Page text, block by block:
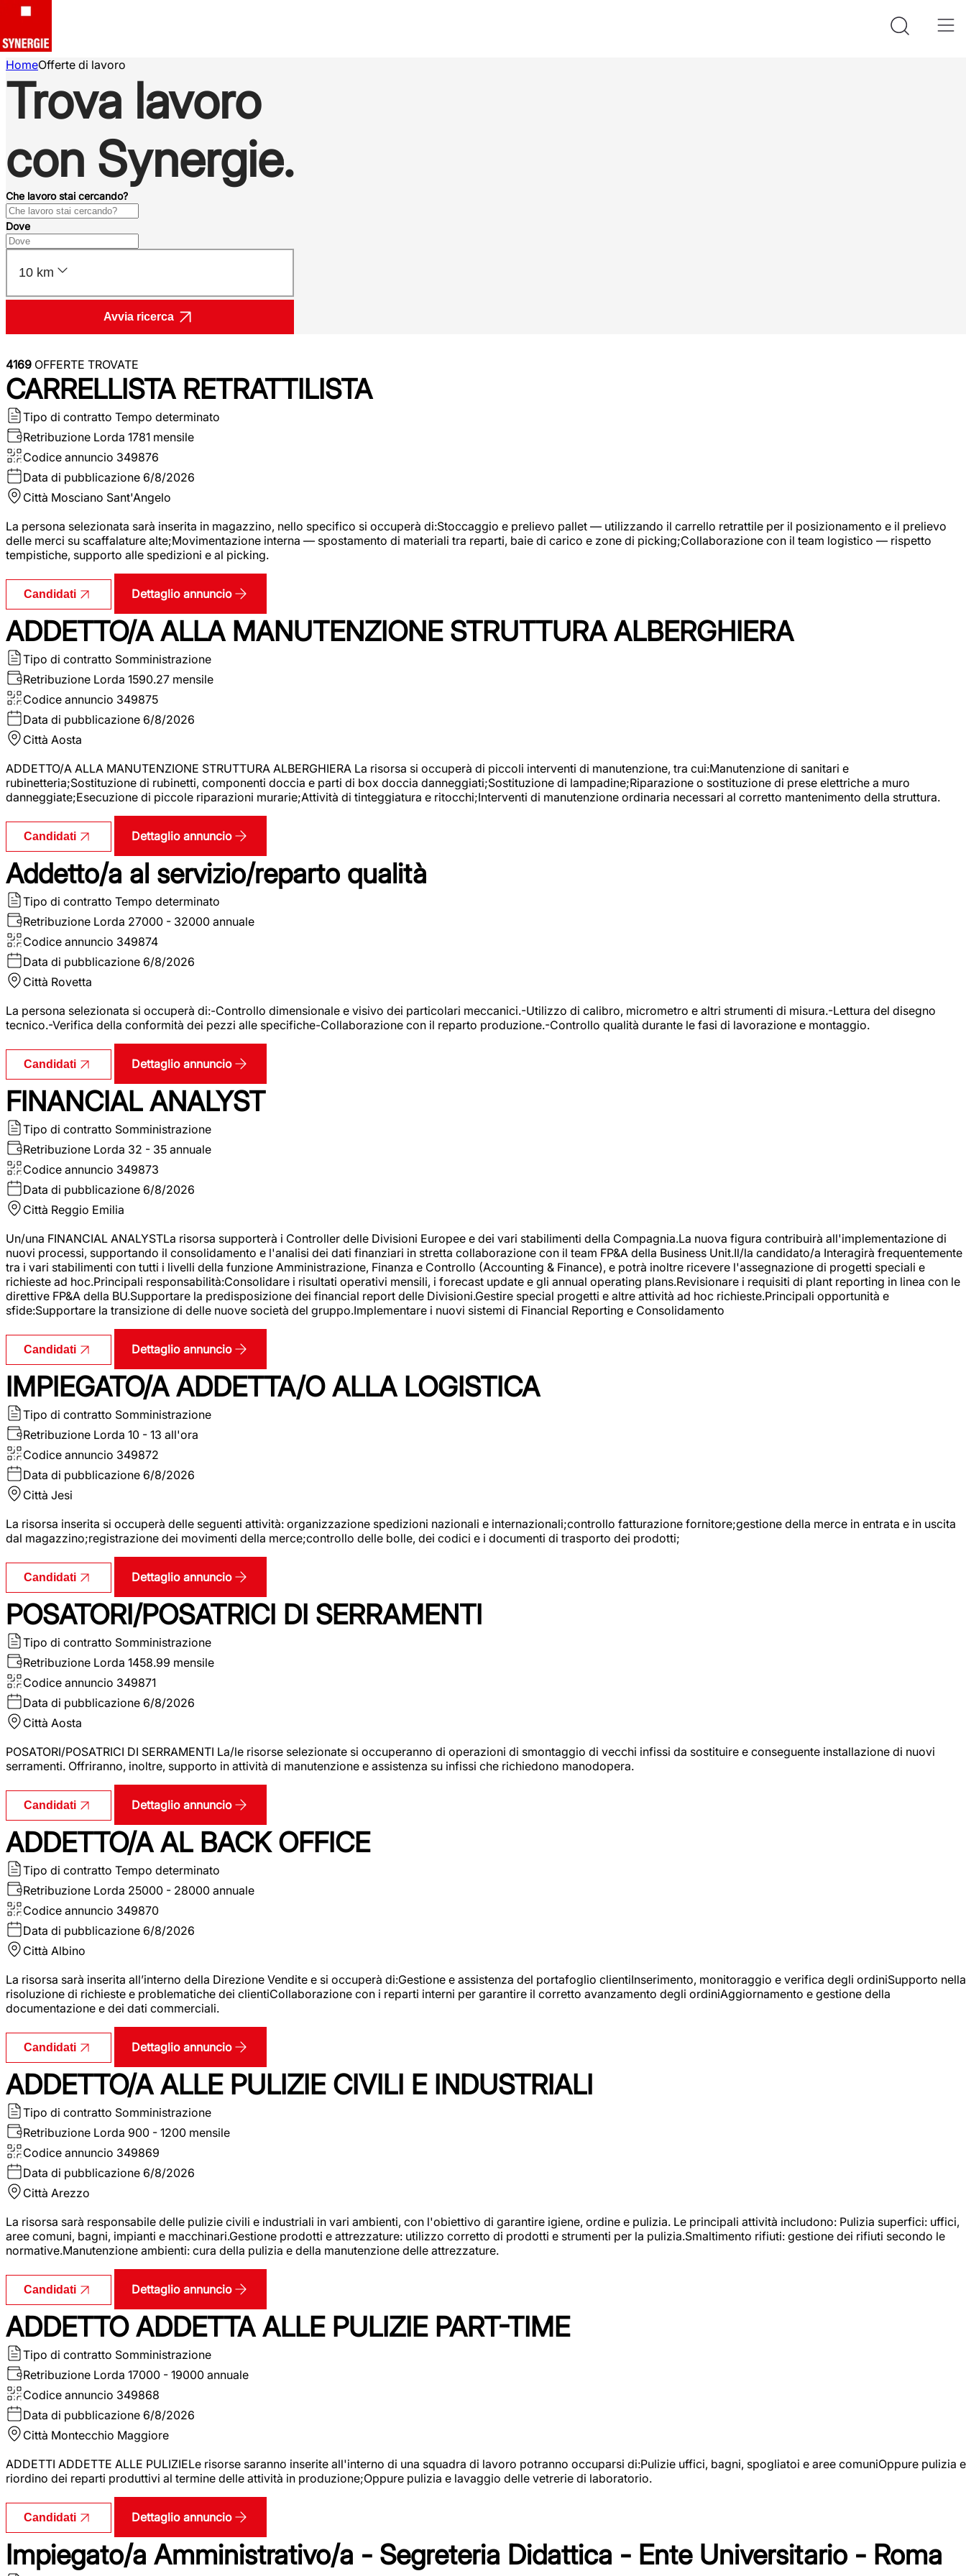
HomeOfferte di lavoro
Trova lavoro
con Synergie.
Che lavoro stai cercando?
Dove
10 km
Avvia ricerca
4169 OFFERTE TROVATE
CARRELLISTA RETRATTILISTA
Tipo di contratto Tempo determinato
Retribuzione Lorda 1781 mensile
Codice annuncio 349876
Data di pubblicazione 6/8/2026
Città Mosciano Sant'Angelo
La persona selezionata sarà inserita in magazzino, nello specifico si occuperà di:Stoccaggio e prelievo pallet — utilizzando il carrello retrattile per il posizionamento e il prelievo
delle merci su scaffalature alte;Movimentazione interna — spostamento di materiali tra reparti, baie di carico e zone di picking;Collaborazione con il team logistico — rispetto
tempistiche, supporto alle spedizioni e al picking.
Candidati Dettaglio annuncio
ADDETTO/A ALLA MANUTENZIONE STRUTTURA ALBERGHIERA
Tipo di contratto Somministrazione
Retribuzione Lorda 1590.27 mensile
Codice annuncio 349875
Data di pubblicazione 6/8/2026
Città Aosta
ADDETTO/A ALLA MANUTENZIONE STRUTTURA ALBERGHIERA La risorsa si occuperà di piccoli interventi di manutenzione, tra cui:Manutenzione di sanitari e
rubinetteria;Sostituzione di rubinetti, componenti doccia e parti di box doccia danneggiati;Sostituzione di lampadine;Riparazione o sostituzione di prese elettriche a muro
danneggiate;Esecuzione di piccole riparazioni murarie;Attività di tinteggiatura e ritocchi;Interventi di manutenzione ordinaria necessari al corretto mantenimento della struttura.
Candidati Dettaglio annuncio
Addetto/a al servizio/reparto qualità
Tipo di contratto Tempo determinato
Retribuzione Lorda 27000 - 32000 annuale
Codice annuncio 349874
Data di pubblicazione 6/8/2026
Città Rovetta
La persona selezionata si occuperà di:-Controllo dimensionale e visivo dei particolari meccanici.-Utilizzo di calibro, micrometro e altri strumenti di misura.-Lettura del disegno
tecnico.-Verifica della conformità dei pezzi alle specifiche-Collaborazione con il reparto produzione.-Controllo qualità durante le fasi di lavorazione e montaggio.
Candidati Dettaglio annuncio
FINANCIAL ANALYST
Tipo di contratto Somministrazione
Retribuzione Lorda 32 - 35 annuale
Codice annuncio 349873
Data di pubblicazione 6/8/2026
Città Reggio Emilia
Un/una FINANCIAL ANALYSTLa risorsa supporterà i Controller delle Divisioni Europee e dei vari stabilimenti della Compagnia.La nuova figura contribuirà all'implementazione di
nuovi processi, supportando il consolidamento e l'analisi dei dati finanziari in stretta collaborazione con il team FP&A della Business Unit.Il/la candidato/a Interagirà frequentemente
tra i vari stabilimenti con tutti i livelli della funzione Amministrazione, Finanza e Controllo (Accounting & Finance), e potrà inoltre ricevere l'assegnazione di progetti speciali e
richieste ad hoc.Principali responsabilità:Consolidare i risultati operativi mensili, i forecast update e gli annual operating plans.Revisionare i requisiti di plant reporting in linea con le
direttive FP&A della BU.Supportare la predisposizione dei financial report delle Divisioni.Gestire special progetti e altre attività ad hoc richieste.Principali opportunità e
sfide:Supportare la transizione di delle nuove società del gruppo.Implementare i nuovi sistemi di Financial Reporting e Consolidamento
Candidati Dettaglio annuncio
IMPIEGATO/A ADDETTA/O ALLA LOGISTICA
Tipo di contratto Somministrazione
Retribuzione Lorda 10 - 13 all'ora
Codice annuncio 349872
Data di pubblicazione 6/8/2026
Città Jesi
La risorsa inserita si occuperà delle seguenti attività: organizzazione spedizioni nazionali e internazionali;controllo fatturazione fornitore;gestione della merce in entrata e in uscita
dal magazzino;registrazione dei movimenti della merce;controllo delle bolle, dei codici e i documenti di trasporto dei prodotti;
Candidati Dettaglio annuncio
POSATORI/POSATRICI DI SERRAMENTI
Tipo di contratto Somministrazione
Retribuzione Lorda 1458.99 mensile
Codice annuncio 349871
Data di pubblicazione 6/8/2026
Città Aosta
POSATORI/POSATRICI DI SERRAMENTI La/le risorse selezionate si occuperanno di operazioni di smontaggio di vecchi infissi da sostituire e conseguente installazione di nuovi
serramenti. Offriranno, inoltre, supporto in attività di manutenzione e assistenza su infissi che richiedono manodopera.
Candidati Dettaglio annuncio
ADDETTO/A AL BACK OFFICE
Tipo di contratto Tempo determinato
Retribuzione Lorda 25000 - 28000 annuale
Codice annuncio 349870
Data di pubblicazione 6/8/2026
Città Albino
La risorsa sarà inserita all’interno della Direzione Vendite e si occuperà di:Gestione e assistenza del portafoglio clientiInserimento, monitoraggio e verifica degli ordiniSupporto nella
risoluzione di richieste e problematiche dei clientiCollaborazione con i reparti interni per garantire il corretto avanzamento degli ordiniAggiornamento e gestione della
documentazione e dei dati commerciali.
Candidati Dettaglio annuncio
ADDETTO/A ALLE PULIZIE CIVILI E INDUSTRIALI
Tipo di contratto Somministrazione
Retribuzione Lorda 900 - 1200 mensile
Codice annuncio 349869
Data di pubblicazione 6/8/2026
Città Arezzo
La risorsa sarà responsabile delle pulizie civili e industriali in vari ambienti, con l'obiettivo di garantire igiene, ordine e pulizia. Le principali attività includono: Pulizia superfici: uffici,
aree comuni, bagni, impianti e macchinari.Gestione prodotti e attrezzature: utilizzo corretto di prodotti e strumenti per la pulizia.Smaltimento rifiuti: gestione dei rifiuti secondo le
normative.Manutenzione ambienti: cura della pulizia e della manutenzione delle attrezzature.
Candidati Dettaglio annuncio
ADDETTO ADDETTA ALLE PULIZIE PART-TIME
Tipo di contratto Somministrazione
Retribuzione Lorda 17000 - 19000 annuale
Codice annuncio 349868
Data di pubblicazione 6/8/2026
Città Montecchio Maggiore
ADDETTI ADDETTE ALLE PULIZIELe risorse saranno inserite all'interno di una squadra di lavoro potranno occuparsi di:Pulizie uffici, bagni, spogliatoi e aree comuniOppure pulizia e
riordino dei reparti produttivi al termine delle attività in produzione;Oppure pulizia e lavaggio delle vetrerie di laboratorio.
Candidati Dettaglio annuncio
Impiegato/a Amministrativo/a - Segreteria Didattica - Ente Universitario - Roma